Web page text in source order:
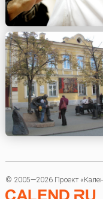
© 2005—2026 Проект